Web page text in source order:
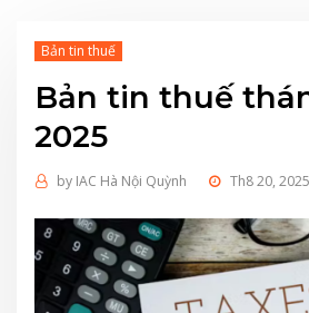
Bản tin thuế
Bản tin thuế
2025
by IAC Hà Nội Quỳnh Th8 20, 2025